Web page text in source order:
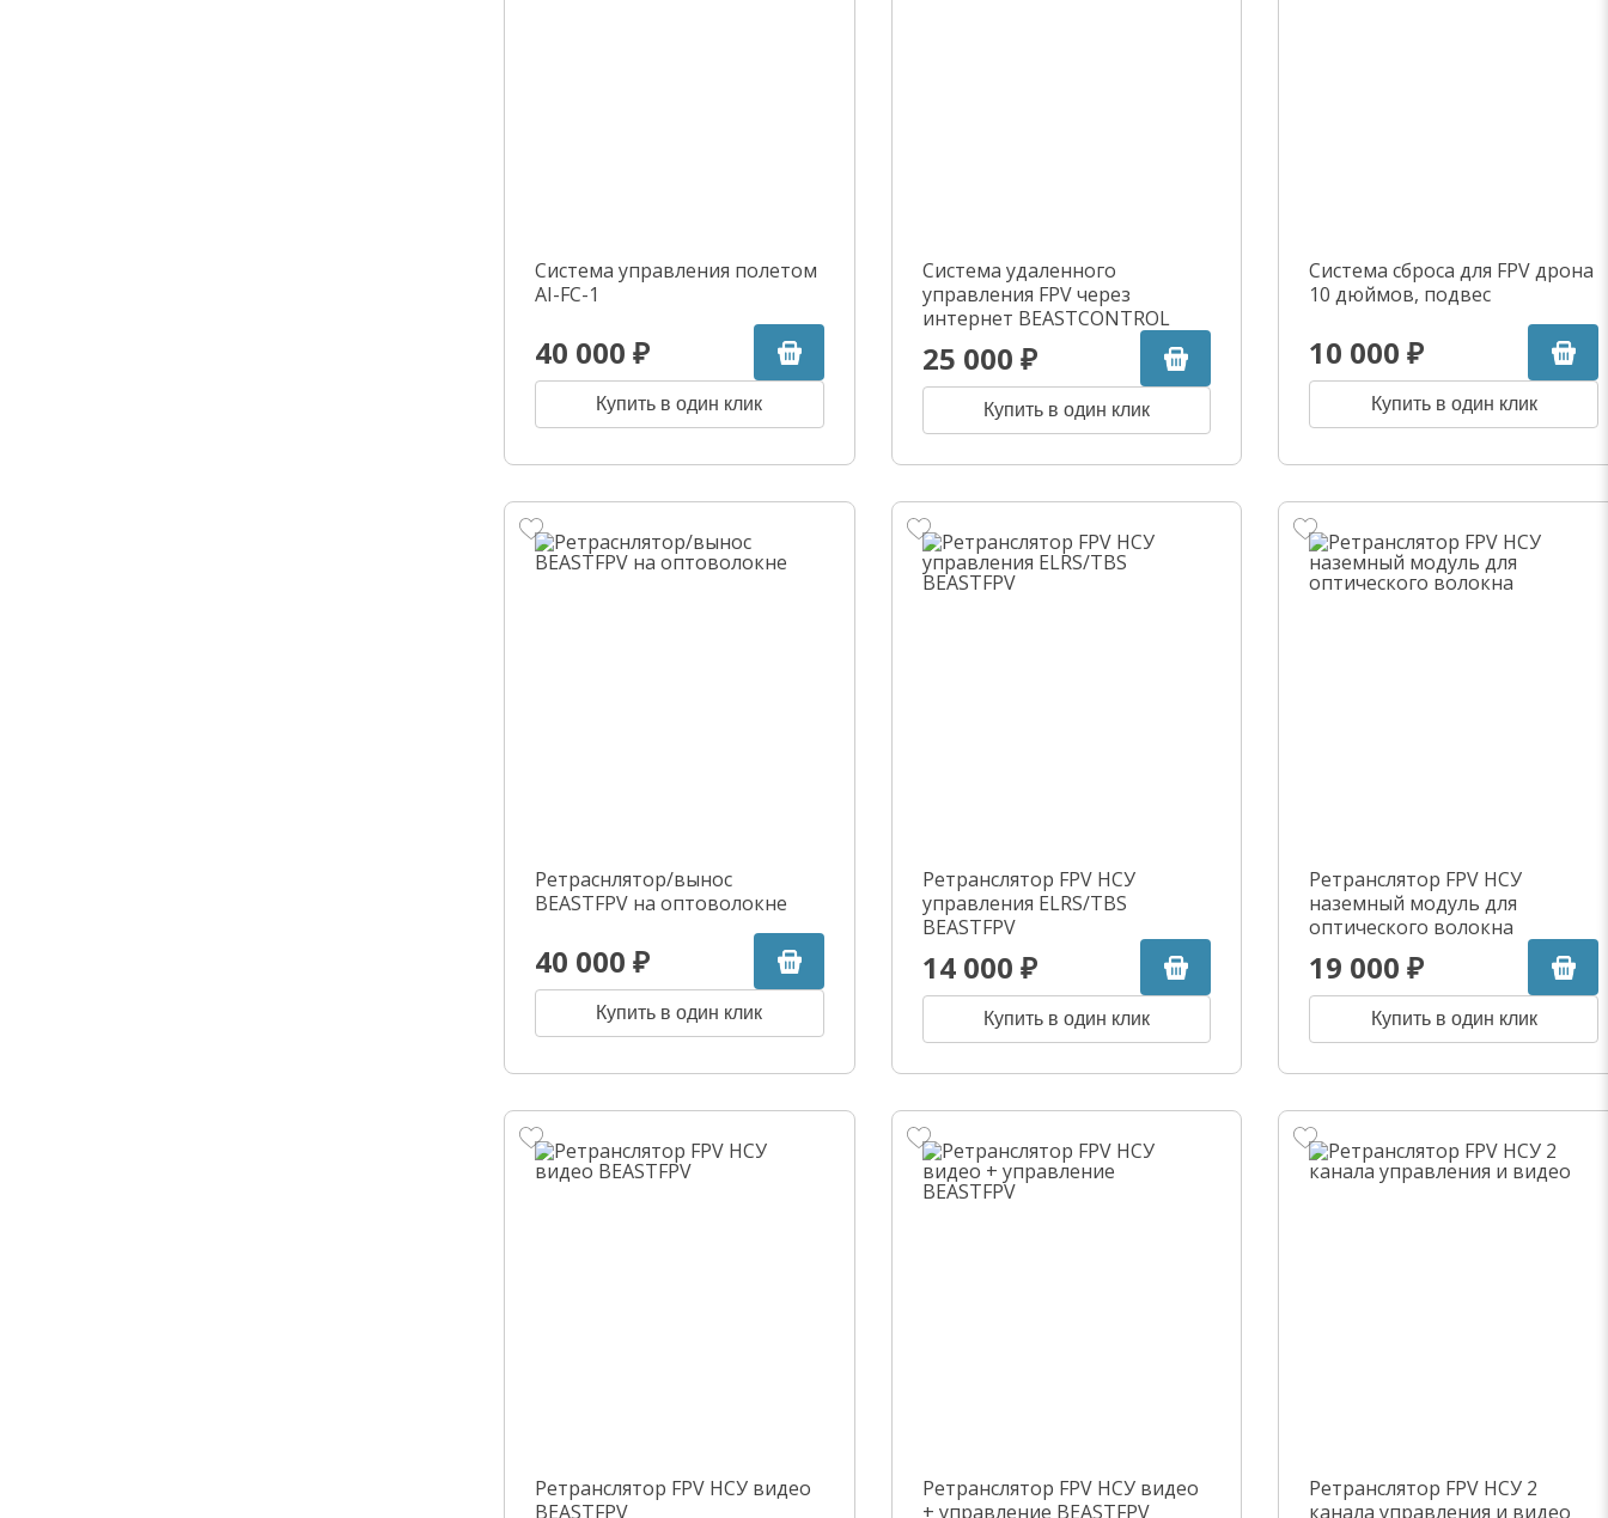
Система управления полетом
AI-FC-1
40 000 ₽
Купить в один клик
Система удаленного
управления FPV через
интернет BEASTCONTROL
25 000 ₽
Купить в один клик
Система сброса для FPV дрона
10 дюймов, подвес
10 000 ₽
Купить в один клик
Ретраснлятор/вынос
BEASTFPV на оптоволокне
40 000 ₽
Купить в один клик
Ретранслятор FPV НСУ
управления ELRS/TBS
BEASTFPV
14 000 ₽
Купить в один клик
Ретранслятор FPV НСУ
наземный модуль для
оптического волокна
19 000 ₽
Купить в один клик
Ретранслятор FPV НСУ видео
BEASTFPV
Ретранслятор FPV НСУ видео
+ управление BEASTFPV
Ретранслятор FPV НСУ 2
канала управления и видео